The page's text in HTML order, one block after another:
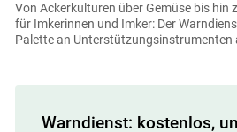
Von Ackerkulturen über Gemüse bis hin
für Imkerinnen und Imker: Der
Palette an Unterstützungsinstrumenten
Warndienst: kostenlos,